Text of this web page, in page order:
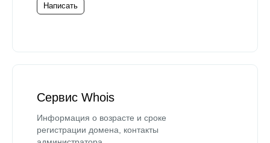
Написать
Сервис Whois
Информация о возрасте и сроке
регистрации домена, контакты